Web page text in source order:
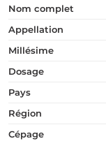
nom complet
appellation
millésime
dosage
pays
région
cépage